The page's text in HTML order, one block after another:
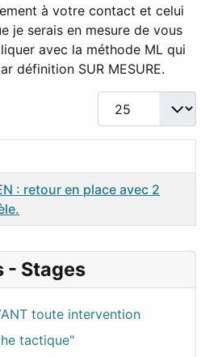
- Stages
toute intervention
tactique"
à votre contact et celui
je serais en mesure de vous
avec la méthode ML qui
définition SUR MESURE.
Afficher #
: retour en place avec 2